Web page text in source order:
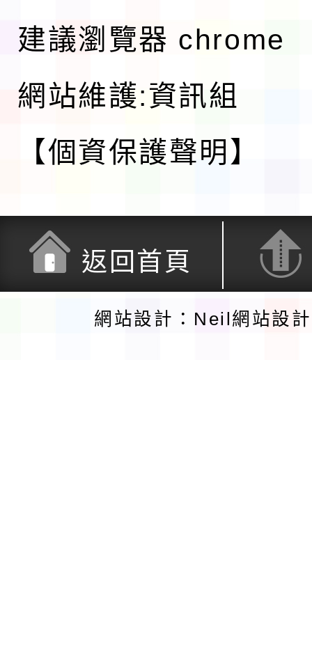
建議瀏覽器 chrome
網站維護:資訊組
【個資保護聲明】
返回首頁
網站設計：Neil網站設